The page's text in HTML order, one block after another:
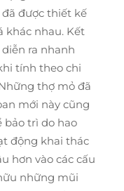
được thiết kế
khác nhau. Kết
ra nhanh
tính theo chi
thợ mỏ đã
mới này cũng
bảo trì do hao
động khai thác
hơn vào các cấu
những mũi